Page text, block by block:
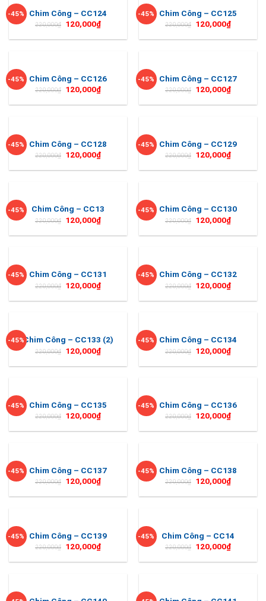
-45% Chim Công – CC124
220,000₫ 120,000₫
-45% Chim Công – CC125
220,000₫ 120,000₫
-45% Chim Công – CC126
220,000₫ 120,000₫
-45% Chim Công – CC127
220,000₫ 120,000₫
-45% Chim Công – CC128
220,000₫ 120,000₫
-45% Chim Công – CC129
220,000₫ 120,000₫
-45% Chim Công – CC13
220,000₫ 120,000₫
-45% Chim Công – CC130
220,000₫ 120,000₫
-45% Chim Công – CC131
220,000₫ 120,000₫
-45% Chim Công – CC132
220,000₫ 120,000₫
-45%Chim Công – CC133 (2)
220,000₫ 120,000₫
-45% Chim Công – CC134
220,000₫ 120,000₫
-45% Chim Công – CC135
220,000₫ 120,000₫
-45% Chim Công – CC136
220,000₫ 120,000₫
-45% Chim Công – CC137
220,000₫ 120,000₫
-45% Chim Công – CC138
220,000₫ 120,000₫
-45% Chim Công – CC139
220,000₫ 120,000₫
-45% Chim Công – CC14
220,000₫ 120,000₫